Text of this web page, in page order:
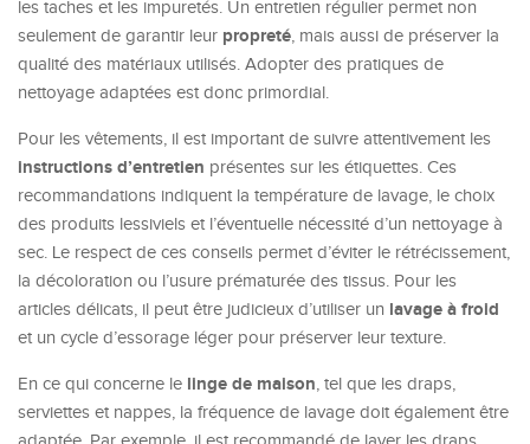
les taches et les impuretés. Un entretien régulier permet non
seulement de garantir leur propreté, mais aussi de préserver la
qualité des matériaux utilisés. Adopter des pratiques de
nettoyage adaptées est donc primordial.
Pour les vêtements, il est important de suivre attentivement les
instructions d’entretien présentes sur les étiquettes. Ces
recommandations indiquent la température de lavage, le choix
des produits lessiviels et l’éventuelle nécessité d’un nettoyage à
sec. Le respect de ces conseils permet d’éviter le rétrécissement,
la décoloration ou l’usure prématurée des tissus. Pour les
articles délicats, il peut être judicieux d’utiliser un lavage à froid
et un cycle d’essorage léger pour préserver leur texture.
En ce qui concerne le linge de maison, tel que les draps,
serviettes et nappes, la fréquence de lavage doit également être